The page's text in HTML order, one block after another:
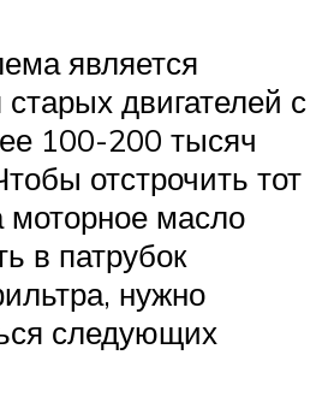
является
двигателей с
100-200 тысяч
отстрочить тот
моторное масло
в патрубок
нужно
следующих